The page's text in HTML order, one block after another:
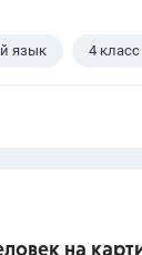
язык 4 класс
на